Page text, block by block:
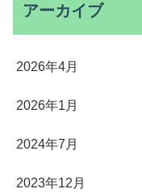
アーカイブ
2026年4月
2026年1月
2024年7月
2023年12月